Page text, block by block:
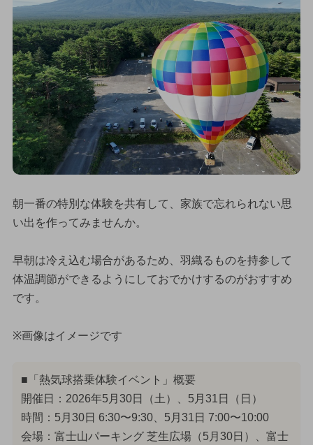
朝一番の特別な体験を共有して、家族で忘れられない思
い出を作ってみませんか。
早朝は冷え込む場合があるため、羽織るものを持参して
体温調節ができるようにしておでかけするのがおすすめ
です。
※画像はイメージです
■「熱気球搭乗体験イベント」概要
開催日：2026年5月30日（土）、5月31日（日）
時間：5月30日 6:30〜9:30、5月31日 7:00〜10:00
会場：富士山パーキング 芝生広場（5月30日）、富士